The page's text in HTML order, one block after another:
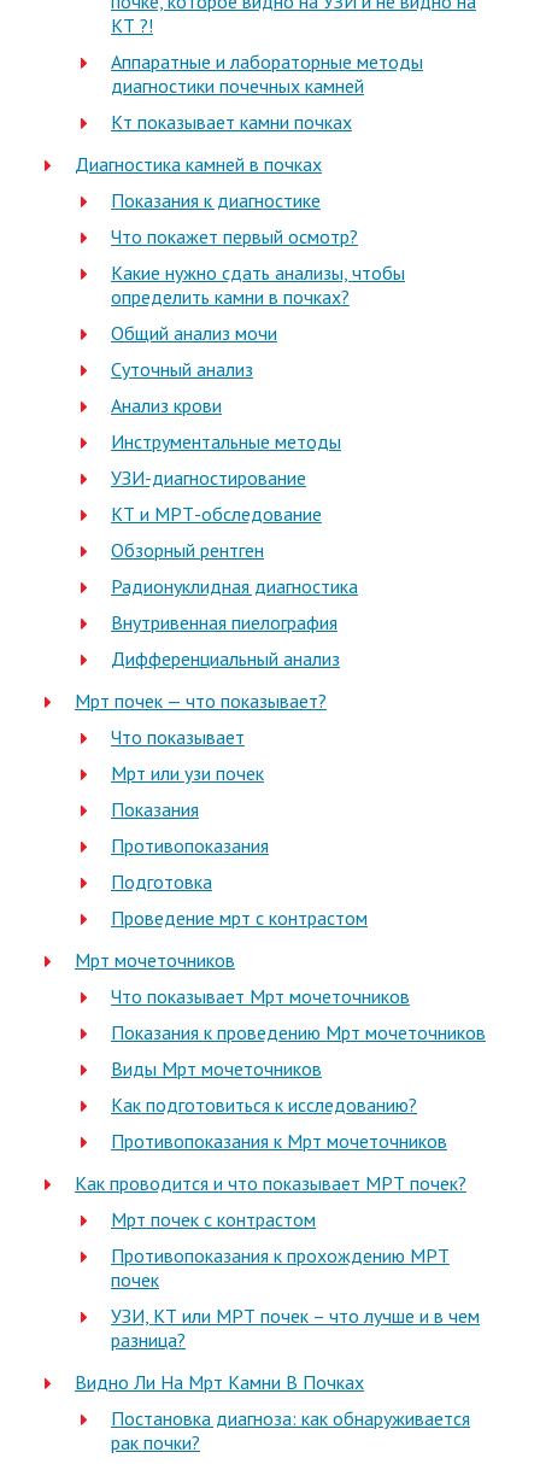
КТ ?!
Аппаратные и лабораторные методы
диагностики почечных камней
Кт показывает камни почках
Диагностика камней в почках
Показания к диагностике
Что покажет первый осмотр?
Какие нужно сдать анализы, чтобы
определить камни в почках?
Общий анализ мочи
Суточный анализ
Анализ крови
Инструментальные методы
УЗИ-диагностирование
КТ и МРТ-обследование
Обзорный рентген
Радионуклидная диагностика
Внутривенная пиелография
Дифференциальный анализ
Мрт почек — что показывает?
Что показывает
Мрт или узи почек
Показания
Противопоказания
Подготовка
Проведение мрт с контрастом
Мрт мочеточников
Что показывает Мрт мочеточников
Показания к проведению Мрт мочеточников
Виды Мрт мочеточников
Как подготовиться к исследованию?
Противопоказания к Мрт мочеточников
Как проводится и что показывает МРТ почек?
Мрт почек с контрастом
Противопоказания к прохождению МРТ
почек
УЗИ, КТ или МРТ почек – что лучше и в чем
разница?
Видно Ли На Мрт Камни В Почках
Постановка диагноза: как обнаруживается
рак почки?